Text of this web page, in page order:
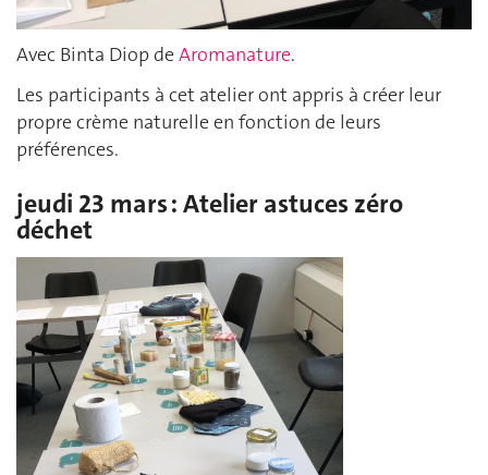
Avec Binta Diop deAromanature.
Les participants à cet atelier ont appris à créer leur
propre crème naturelle en fonction de leurs
préférences.
jeudi 23 mars : Atelier astuces zéro
déchet